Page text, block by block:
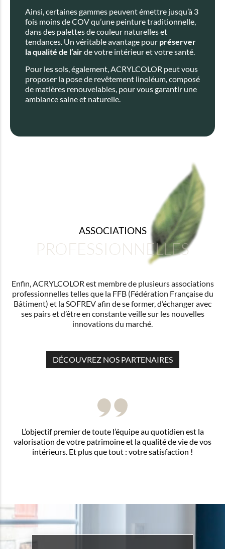
Ainsi, certaines gammes peuvent émettre jusqu’à 3
fois moins de COV qu’une peinture traditionnelle,
dans des palettes de couleur naturelles et
tendances. Un véritable avantage pour préserver
la qualité de l’airde votre intérieur et votre santé.
Pour les sols, également, ACRYLCOLOR peut vous
proposer la pose de revêtement linoléum, composé
de matières renouvelables, pour vous garantir une
ambiance saine et naturelle.
ASSOCIATIONS
PROFESSIONNELLES
Enfin, ACRYLCOLOR est membre de plusieurs associations
professionnelles telles que la FFB (Fédération Française du
Bâtiment) et la SOFREV afin de se former, d’échanger avec
ses pairs et d’être en constante veille sur les nouvelles
innovations du marché.
DÉCOUVREZ NOS PARTENAIRES
L’objectif premier de toute l’équipe au quotidien est la
valorisation de votre patrimoine et la qualité de vie de vos
intérieurs. Et plus que tout : votre satisfaction !